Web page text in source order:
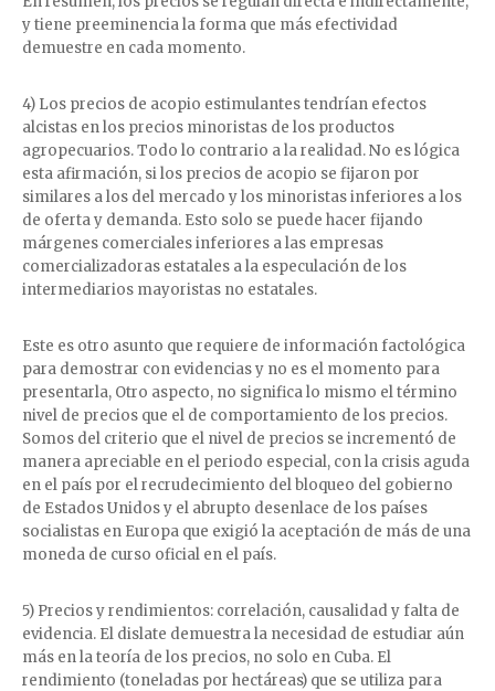
y tiene preeminencia la forma que más efectividad
demuestre en cada momento.
4) Los precios de acopio estimulantes tendrían efectos
alcistas en los precios minoristas de los productos
agropecuarios. Todo lo contrario a la realidad. No es lógica
esta afirmación, si los precios de acopio se fijaron por
similares a los del mercado y los minoristas inferiores a los
de oferta y demanda. Esto solo se puede hacer fijando
márgenes comerciales inferiores a las empresas
comercializadoras estatales a la especulación de los
intermediarios mayoristas no estatales.
Este es otro asunto que requiere de información factológica
para demostrar con evidencias y no es el momento para
presentarla, Otro aspecto, no significa lo mismo el término
nivel de precios que el de comportamiento de los precios.
Somos del criterio que el nivel de precios se incrementó de
manera apreciable en el periodo especial, con la crisis aguda
en el país por el recrudecimiento del bloqueo del gobierno
de Estados Unidos y el abrupto desenlace de los países
socialistas en Europa que exigió la aceptación de más de una
moneda de curso oficial en el país.
5) Precios y rendimientos: correlación, causalidad y falta de
evidencia. El dislate demuestra la necesidad de estudiar aún
más en la teoría de los precios, no solo en Cuba. El
rendimiento (toneladas por hectáreas) que se utiliza para